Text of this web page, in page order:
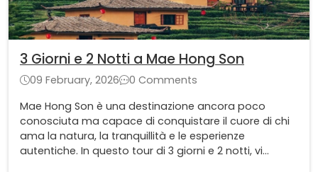
3 Giorni e 2 Notti a Mae Hong Son
09 February, 2026
0 Comments
Mae Hong Son è una destinazione ancora poco
conosciuta ma capace di conquistare il cuore di chi
ama la natura, la tranquillità e le esperienze
autentiche. In questo tour di 3 giorni e 2 notti, vi